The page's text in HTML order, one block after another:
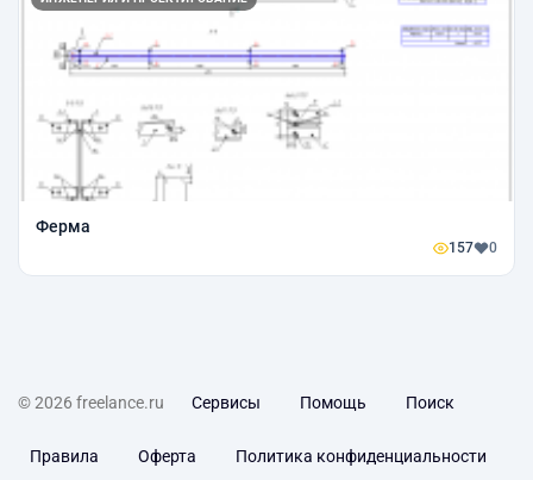
Ферма
157 0
© 2026 freelance.ru Сервисы Помощь Поиск
Правила Оферта Политика конфиденциальности